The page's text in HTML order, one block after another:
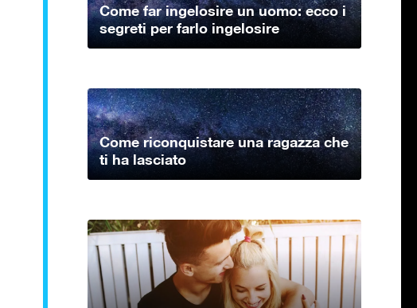
Come far ingelosire un uomo: ecco i
segreti per farlo ingelosire
Come riconquistare una ragazza che
ti ha lasciato